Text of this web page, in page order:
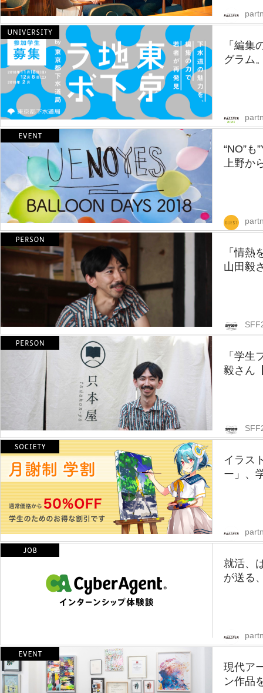
「編集
グラム
“NO”も
上野か
「情熱
山田毅
「学生
毅さん
イラス
ー」、
就活、
が送る
現代ア
ン作品